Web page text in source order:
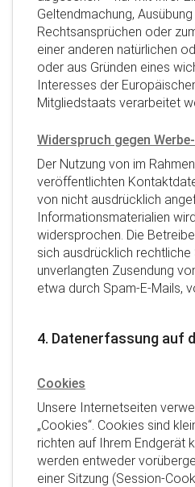
Geltendmachung,
Rechtsansprüchen oder
einer anderen natürlichen
oder aus Gründen eines
Interesses der
Mitgliedstaats verarbeitet
Widerspruch gegen
Der Nutzung von im
veröffentlichten
von nicht ausdrücklich
Informationsmaterialien
widersprochen. Die
sich ausdrücklich
unverlangten Zusendung
etwa durch Spam-E-Mails,
4. Datenerfassung auf
Cookies
Unsere Internetseiten
„Cookies“. Cookies sind
richten auf Ihrem Endgerät
werden entweder
einer Sitzung (Session-